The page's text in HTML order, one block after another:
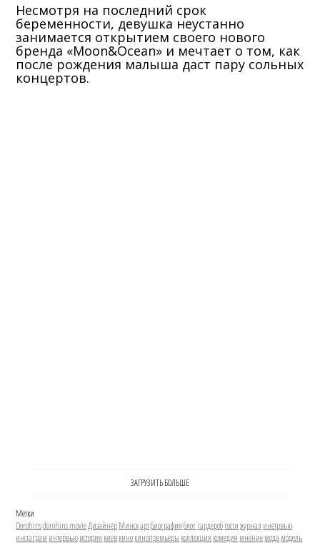
Несмотря на последний срок
беременности, девушка неустанно
занимается открытием своего нового
бренда «Moon&Ocean» и мечтает о том, как
после рождения малыша даст пару сольных
концертов.
ЗАГРУЗИТЬ БОЛЬШЕ
Метки
Dorohinsdorohins movieДизайнерМинскартбиографияблоггардеробгостижурнал инетрвью
инстаграм интервьюистория киевкинокинопремьеры коллекция комедия мнениемода модель